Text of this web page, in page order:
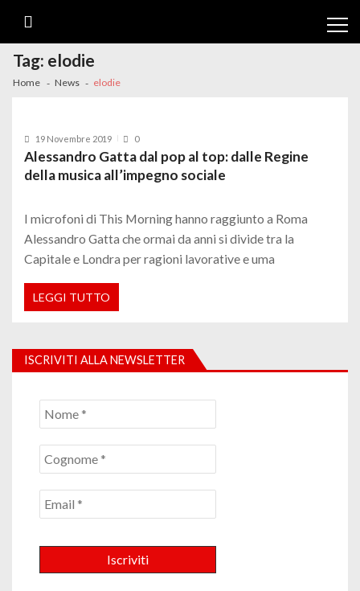
Tag: elodie
Home News elodie
19 Novembre 2019 0
Alessandro Gatta dal pop al top: dalle Regine
della musica all’impegno sociale
I microfoni di This Morning hanno raggiunto a Roma
Alessandro Gatta che ormai da anni si divide tra la
Capitale e Londra per ragioni lavorative e uma
LEGGI TUTTO
ISCRIVITI ALLA NEWSLETTER